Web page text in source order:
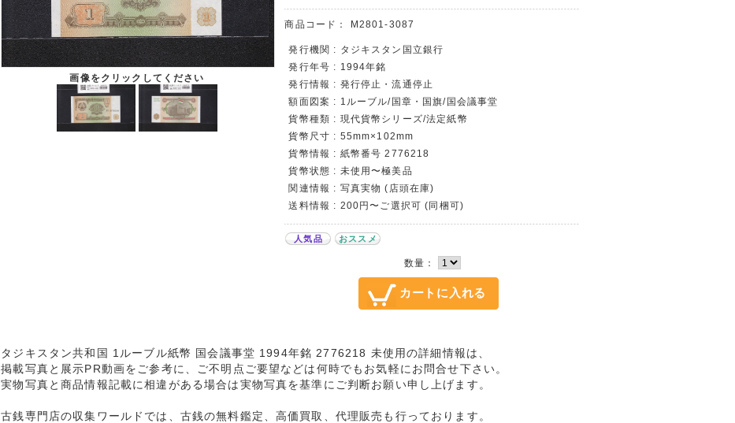
画像をクリックしてください
商品コード： M2801-3087
発行機関 : タジキスタン国立銀行
発行年号 : 1994年銘
発行情報 : 発行停止・流通停止
額面図案 : 1ルーブル/国章・国旗/国会議事堂
貨幣種類 : 現代貨幣シリーズ/法定紙幣
貨幣尺寸 : 55mm×102mm
貨幣情報 : 紙幣番号 2776218
貨幣状態 : 未使用〜極美品
関連情報 : 写真実物 (店頭在庫)
送料情報 : 200円〜ご選択可 (同梱可)
人気品 おススメ
数量：
タジキスタン共和国 1ルーブル紙幣 国会議事堂 1994年銘 2776218 未使用の詳細情報は、
掲載写真と展示PR動画をご参考に、ご不明点ご要望などは何時でもお気軽にお問合せ下さい。
実物写真と商品情報記載に相違がある場合は実物写真を基準にご判断お願い申し上げます。
古銭専門店の収集ワールドでは、古銭の無料鑑定、高価買取、代理販売も行っております。